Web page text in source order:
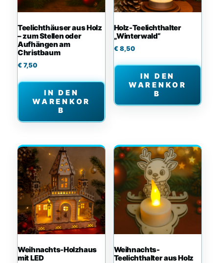
Teelichthäuser aus Holz
– zum Stellen oder
Aufhängen am
Christbaum
€ 7,50
IN DEN
WARENKOR
B
Holz-Teelichthalter
„Winterwald“
€8,50
IN DEN
WARENKOR
B
Weihnachts-Holzhaus
mit LED
Weihnachts-
Teelichthalter aus Holz